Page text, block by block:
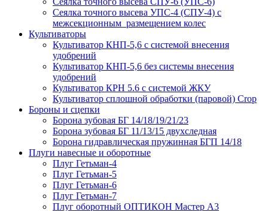
Сеялка точного высева УПС-4 (СПУ-4) с
межсекционным размещением колес
Культиваторы
Культиватор КНП-5,6 с системой внесения
удобрений
Культиватор КНП-5,6 без системы внесения
удобрений
Культиватор КРН 5.6 с системой ЖКУ
Культиватор сплошной обработки (паровой) Crop
Бороны и сцепки
Борона зубовая БГ 14/18/19/21/23
Борона зубовая БГ 11/13/15 двухследная
Борона гидравлическая пружинная БГП 14/18
Плуги навесные и оборотные
Плуг Гетьман-4
Плуг Гетьман-5
Плуг Гетьман-6
Плуг Гетьман-7
Плуг оборотный ОПТИКОН Мастер А3